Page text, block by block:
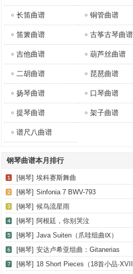
长笛曲谱 铜管曲谱
笛箫曲谱 古筝古琴曲谱
吉他曲谱 葫芦丝曲谱
二胡曲谱 琵琶曲谱
扬琴曲谱 口琴曲谱
提琴曲谱 架子曲谱
谱尺八曲谱
钢琴曲谱本月排行
[钢琴] 埃科赛斯舞曲
[钢琴] Sinfonia 7 BWV-793
[钢琴] 候鸟流星雨
[钢琴] 阿根廷，你别哭泣
[钢琴] Java Suiten（爪哇组曲Ⅸ）
[钢琴] 安达卢希亚组曲：Gitanerias
[钢琴] 18 Short Pieces（18首小品·XVII